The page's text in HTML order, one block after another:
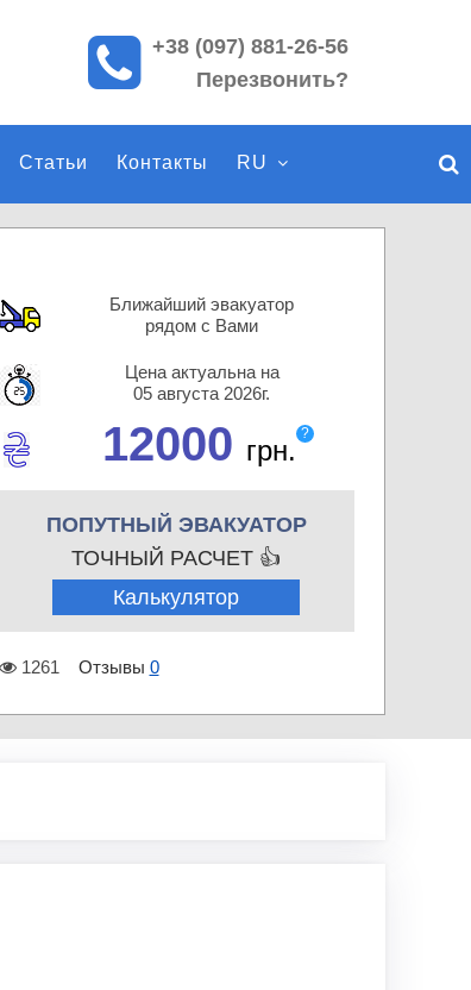
+38 (097) 881-26-56
Перезвонить?
Статьи Контакты RU
Ближайший эвакуатор
рядом с Вами
Цена актуальна на
05 августа 2026г.
12000 грн.
?
ПОПУТНЫЙ ЭВАКУАТОР
ТОЧНЫЙ РАСЧЕТ 👍
Калькулятор
1261 Отзывы 0